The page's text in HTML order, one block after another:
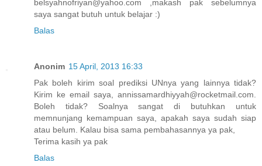
belsyahnofriyan@yahoo.com ,makash pak sebelumnya
saya sangat butuh untuk belajar :)
Balas
Anonim 15 April, 2013 16:33
Pak boleh kirim soal prediksi UNnya yang lainnya tidak?
Kirim ke email saya, annissamardhiyyah@rocketmail.com.
Boleh tidak? Soalnya sangat di butuhkan untuk
memnunjang kemampuan saya, apakah saya sudah siap
atau belum. Kalau bisa sama pembahasannya ya pak,
Terima kasih ya pak
Balas